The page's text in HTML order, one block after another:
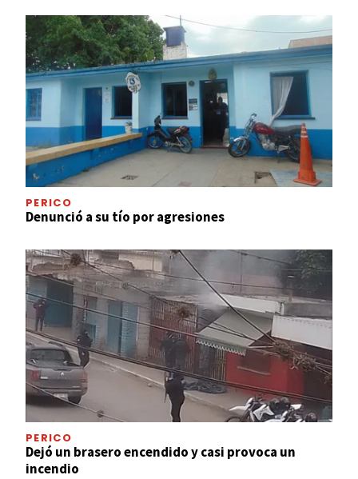
PERICO
Denunció a su tío por agresiones
PERICO
Dejó un brasero encendido y casi provoca un
incendio